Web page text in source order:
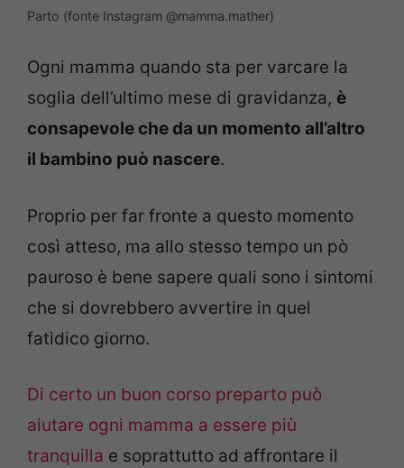
Parto (fonte Instagram @mamma.mather)
Ogni mamma quando sta per varcare la
soglia dell’ultimo mese di gravidanza, è
consapevole che da un momento all’altro
il bambino può nascere.
Proprio per far fronte a questo momento
così atteso, ma allo stesso tempo un pò
pauroso è bene sapere quali sono i sintomi
che si dovrebbero avvertire in quel
fatidico giorno.
Di certo un buon corso preparto può
aiutare ogni mamma a essere più
tranquilla e soprattutto ad affrontare il